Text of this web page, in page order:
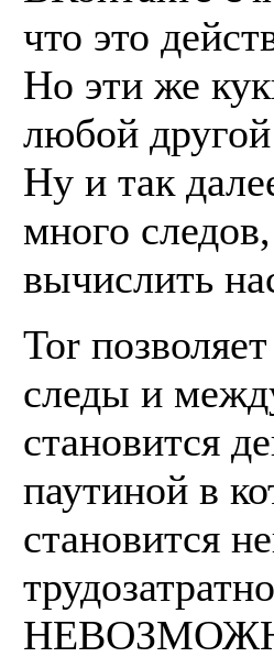
что это
Но эти же
любой другой
Ну и так
много
вычислить
Tor
следы и
становится
паутиной в
становится